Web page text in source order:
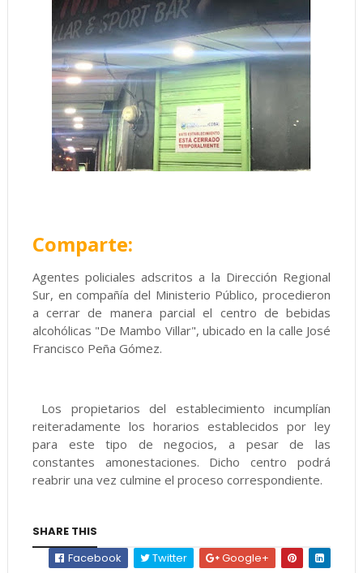
Comparte:
Agentes policiales adscritos a la Dirección Regional
Sur, en compañía del Ministerio Público, procedieron
a cerrar de manera parcial el centro de bebidas
alcohólicas "De Mambo Villar", ubicado en la calle José
Francisco Peña Gómez.
Los propietarios del establecimiento incumplían
reiteradamente los horarios establecidos por ley
para este tipo de negocios, a pesar de las
constantes amonestaciones. Dicho centro podrá
reabrir una vez culmine el proceso correspondiente.
SHARE THIS
Facebook
Twitter Google+